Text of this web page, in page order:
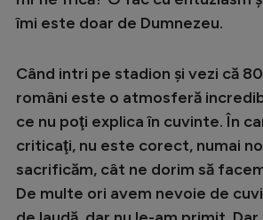
îmi este doar de Dumnezeu.
Când intri pe stadion şi vezi că
români este o atmosferă
ce nu poţi explica în cuvinte. În
criticaţi, nu este corect, numai
sacrificăm, cât ne dorim să
De multe ori avem nevoie de